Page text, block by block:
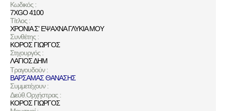
Κωδικός :
7XGO 4100
Τίτλος :
ΧΡΟΝΙΑ Σ' ΕΨΑΧΝΑ ΓΛΥΚΙΑ ΜΟΥ
Συνθέτης :
ΚΟΡΟΣ ΓΙΩΡΓΟΣ
Στιχουργός :
ΛΑΓΙΟΣ ΔΗΜ
Τραγουδούν :
ΒΑΡΣΑΜΑΣ ΘΑΝΑΣΗΣ
Συμμετέχουν :
Διεύθ.Ορχήστρας :
ΚΟΡΟΣ ΓΙΩΡΓΟΣ